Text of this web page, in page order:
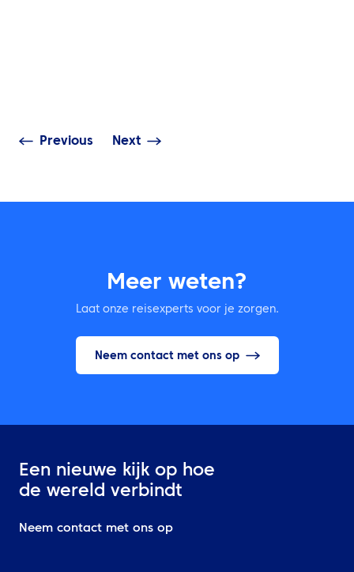
Previous Next
Meer weten?
Laat onze reisexperts voor je zorgen.
Neem contact met ons op
Een nieuwe kijk op hoe
de wereld verbindt
Neem contact met ons op